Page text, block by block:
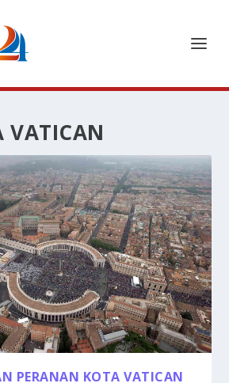
VATICAN
PERANAN KOTA VATICAN